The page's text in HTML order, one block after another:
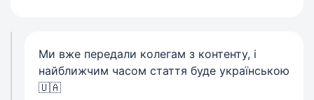
Ми вже передали колегам з контенту, і
найближчим часом стаття буде українською
🇺🇦